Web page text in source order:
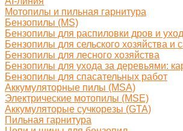
Мотопилы и пильная гарнитура
Бензопилы (MS)
Бензопилы для распиловки дров и
Бензопилы для сельского хозяйства и
Бензопилы для лесного хозяйства
Бензопилы для ухода за деревьями:
Бензопилы для спасательных работ
Аккумуляторные пилы (MSA)
Электрические мотопилы (MSE)
Аккумуляторые сучкорезы (GTA)
Пильная гарнитура